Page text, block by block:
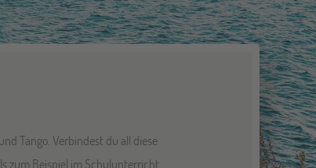
Tango. Verbindest du all diese
zum Beispiel im Schulunterricht